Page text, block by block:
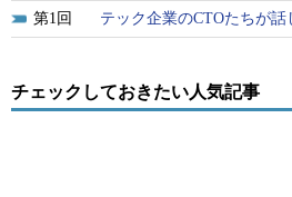
1 テック企業のCTOたちが
チェックしておきたい人気記事